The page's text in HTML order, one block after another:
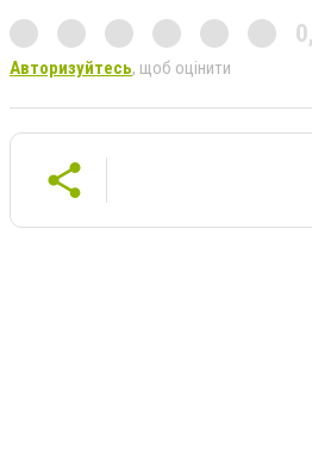
Авторизуйтесь, щоб оцінити